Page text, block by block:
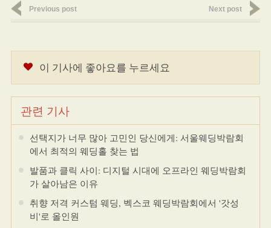
Previous post Next post
이 기사에 좋아요를 누르세요
관련 기사
선택지가 너무 많아 고민인 당신에게: 서울웨딩박람회
에서 최적의 웨딩홀 찾는 법
발품과 클릭 사이: 디지털 시대에 오프라인 웨딩박람회
가 살아남은 이유
취향 저격 커스텀 웨딩, 벡스코 웨딩박람회에서 '갓성
비'로 올인원